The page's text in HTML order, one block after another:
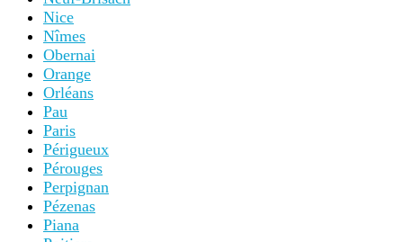
Nice
Nîmes
Obernai
Orange
Orléans
Pau
Paris
Périgueux
Pérouges
Perpignan
Pézenas
Piana